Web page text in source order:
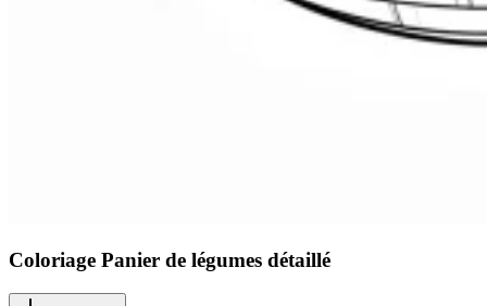
Coloriage Panier de légumes détaillé